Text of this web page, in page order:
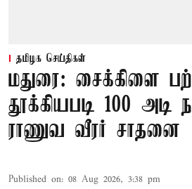
தமிழக செய்திகள்
மதுரை: சைக்கிளை
தூக்கியபடி 100 அடி
ராணுவ வீரர் சாதனை
Published on: 08 Aug 2026, 3:38 pm